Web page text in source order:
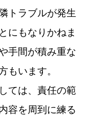
トラブルが発生
にもなりかねま
手間が積み重な
もいます。
ては、責任の範
容を周到に練る